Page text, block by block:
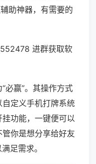
助神器，有需要的
进群获取软
必赢”。其操作方式
定义手机打牌系统
功能，一键便可以
你是想分享给好友
足需求。